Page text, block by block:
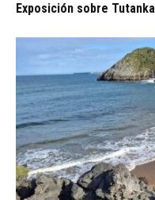
Exposición sobre